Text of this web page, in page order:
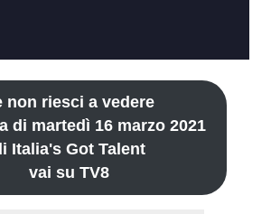
non riesci a vedere
di martedì 16 marzo 2021
Italia's Got Talent
vai su TV8